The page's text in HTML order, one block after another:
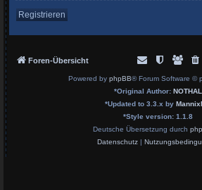
Registrieren
Foren-Übersicht
Powered by phpBB® Forum Software ©
*Original Author: NOTHAL
*Updated to 3.3.x by
*Style version: 1.1.8
Deutsche Übersetzung durch
Datenschutz|